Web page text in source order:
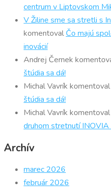
centrum v Liptovskom
V Žiline sme sa stretli s
komentoval Čo majú
inovácií
Andrej Černek
štúdia sa dá!
Michal Vavrík komentoval
štúdia sa dá!
Michal Vavrík komentoval
druhom stretnutí
Archív
marec 2026
február 2026